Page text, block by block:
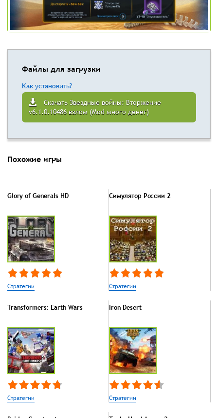
Файлы для загрузки
Как установить?
Скачать Звездные войны: Вторжение
v6.1.0.10486 взлом (Mod много денег)
Похожие игры
Glory of Generals HD
Стратегии
Симулятор России 2
Стратегии
Transformers: Earth Wars
Стратегии
Iron Desert
Стратегии